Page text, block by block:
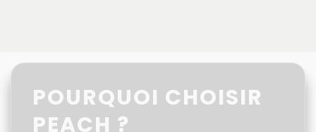
POURQUOI CHOISIR
PEACH ?